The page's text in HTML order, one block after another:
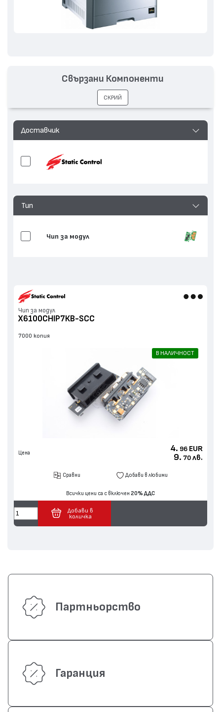
Доставчик
Тип
Чип за модул
Чип за модул
X6100CHIP7КB-SCC
7000 копия
В НАЛИЧНОСТ
Цена 4. 96 EUR
9. 70 лв.
Сравни Добави в любими
Всички цени са с включен 20% ДДС
Добави в
количка
Свързани Компоненти
СКРИЙ
Партньорство
Гаранция